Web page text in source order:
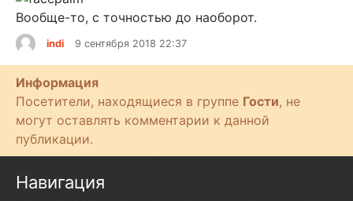
Вообще-то, с точностью до наоборот.
indi 9 сентября 2018 22:37
Информация
Посетители, находящиеся в группе Гости, не
могут оставлять комментарии к данной
публикации.
Навигация